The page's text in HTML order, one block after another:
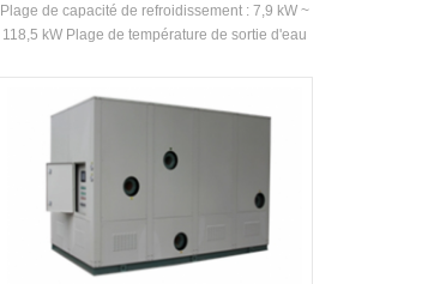
de bureaux, etc. Il a deux types ouverts et WC
boîte Type. Les combinaisons modulaires
Capacité de refroidissement Range: 25kw-
Plage de capacité de refroidissement : 7,9 kW ~
118,5 kW Plage de température de sortie d'eau